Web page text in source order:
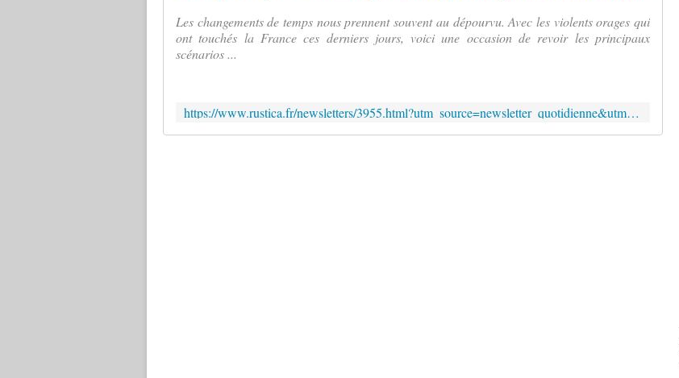
Les changements de temps nous prennent souvent au dépourvu. Avec les violents orages qui
ont touchés la France ces derniers jours, voici une occasion de revoir les principaux
scénarios ...
https://www.rustica.fr/newsletters/3955.html?utm_source=newsletter_quotidienne&utm_medium=email&utm_campaign=3955&uid=VQOrMoFi9mUasViwN2OGEQ==